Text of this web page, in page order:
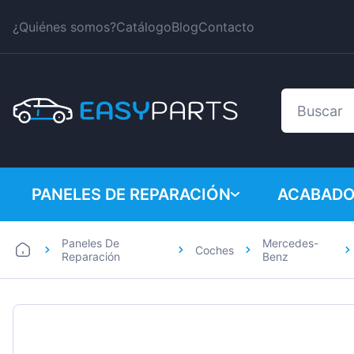
¿Quiénes somos?CatálogoBlogContacto
PANELES DE REPARACIÓN
Coches
Furgonetas
BMW
Citroen
Paneles De
Reparación
Coches
Mercedes-
Benz